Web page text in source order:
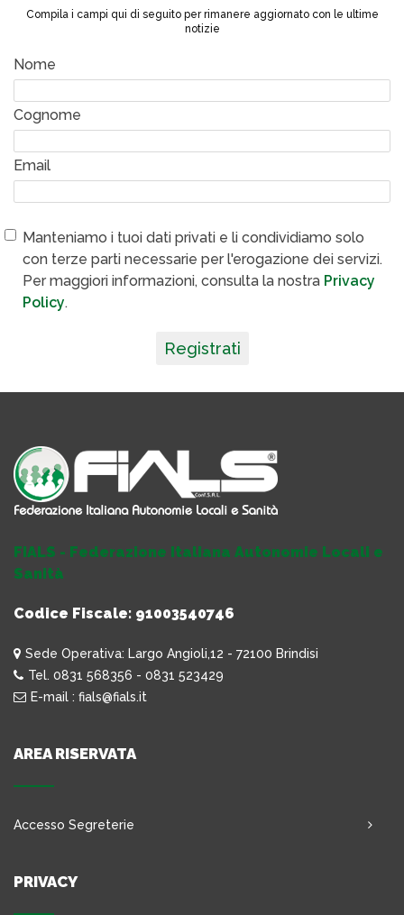
Compila i campi qui di seguito per rimanere aggiornato con le ultime
notizie
Nome
Cognome
Email
Manteniamo i tuoi dati privati e li condividiamo solo
con terze parti necessarie per l'erogazione dei servizi.
Per maggiori informazioni, consulta la nostra Privacy
Policy.
Registrati
FIALS - Federazione Italiana Autonomie Locali e
Sanità
Codice Fiscale: 91003540746
Sede Operativa: Largo Angioli,12 - 72100 Brindisi
Tel. 0831 568356 - 0831 523429
E-mail : fials@fials.it
AREA RISERVATA
Accesso Segreterie
PRIVACY